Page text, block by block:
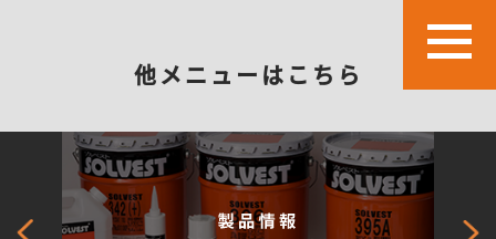
他メニューはこちら